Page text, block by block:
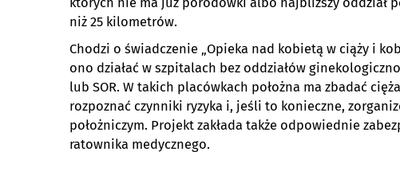
niż 25 kilometrów.
Chodzi o świadczenie „Opieka nad kobietą w ciąży i
ono działać w szpitalach bez oddziałów
lub SOR. W takich placówkach położna ma zbadać
rozpoznać czynniki ryzyka i, jeśli to konieczne,
położniczym. Projekt zakłada także odpowiednie
ratownika medycznego.